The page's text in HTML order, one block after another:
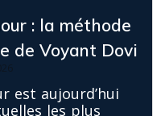
: la méthode
de Voyant Dovi
est aujourd’hui
les plus